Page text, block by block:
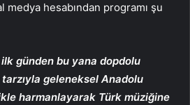
medya hesabından programı şu
günden bu yana dopdolu
geleneksel Anadolu
harmanlayarak Türk müziğine